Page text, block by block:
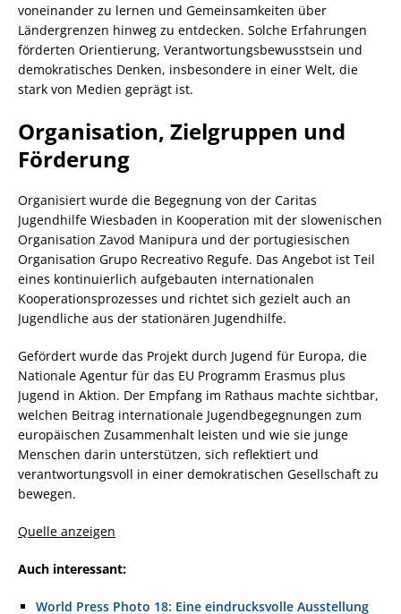
voneinander zu lernen und Gemeinsamkeiten über
Ländergrenzen hinweg zu entdecken. Solche Erfahrungen
förderten Orientierung, Verantwortungsbewusstsein und
demokratisches Denken, insbesondere in einer Welt, die
stark von Medien geprägt ist.
Organisation, Zielgruppen und
Förderung
Organisiert wurde die Begegnung von der Caritas
Jugendhilfe Wiesbaden in Kooperation mit der slowenischen
Organisation Zavod Manipura und der portugiesischen
Organisation Grupo Recreativo Regufe. Das Angebot ist Teil
eines kontinuierlich aufgebauten internationalen
Kooperationsprozesses und richtet sich gezielt auch an
Jugendliche aus der stationären Jugendhilfe.
Gefördert wurde das Projekt durch Jugend für Europa, die
Nationale Agentur für das EU Programm Erasmus plus
Jugend in Aktion. Der Empfang im Rathaus machte sichtbar,
welchen Beitrag internationale Jugendbegegnungen zum
europäischen Zusammenhalt leisten und wie sie junge
Menschen darin unterstützen, sich reflektiert und
verantwortungsvoll in einer demokratischen Gesellschaft zu
bewegen.
Quelle anzeigen
Auch interessant:
World Press Photo 18: Eine eindrucksvolle Ausstellung